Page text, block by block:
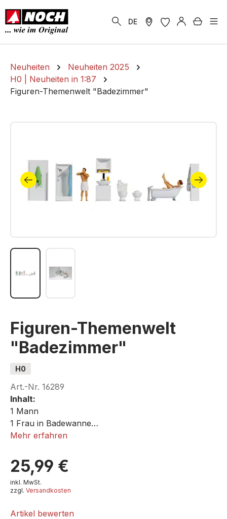
springen
DE
Neuheiten
Neuheiten 2025
H0 | Neuheiten in 1:87
Figuren-Themenwelt "Badezimmer"
Bildergalerie überspringen
Figuren-Themenwelt
"Badezimmer"
H0
Art.-Nr. 16289
Inhalt:
1 Mann
1 Frau in Badewanne
1 Dusche, 1 Toilette, 1 Bidet, 1 Waschbecken, 1
Mehr erfahren
25,99 €
inkl. MwSt.
zzgl. Versandkosten
Artikel bewerten